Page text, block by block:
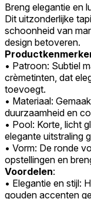
Breng elegantie en
Dit uitzonderlijke
schoonheid van
design betoveren.
• Patroon: Subtiel
crèmetinten, dat
toevoegt.
• Materiaal:
duurzaamheid en
• Pool: Korte, licht
elegante uitstraling
• Vorm: De ronde
opstellingen en
Voordelen:
• Elegantie en stijl:
gouden accenten